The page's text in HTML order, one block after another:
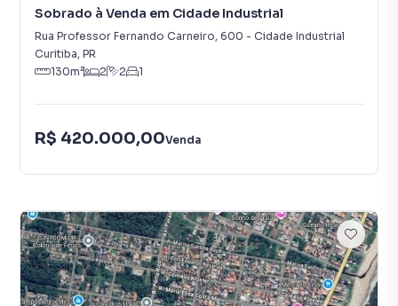
Sobrado à Venda em Cidade Industrial
Rua Professor Fernando Carneiro, 600 - Cidade Industrial
Curitiba, PR
130m² 2 2 1
R$ 420.000,00Venda